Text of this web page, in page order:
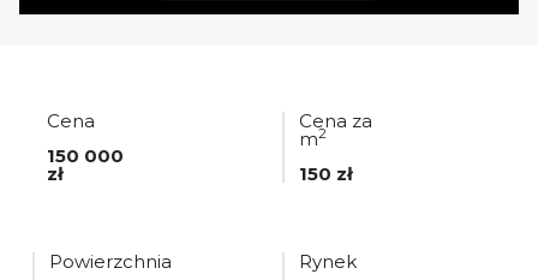
Cena
150 000
zł
Cena za
m2
150 zł
Powierzchnia
Rynek